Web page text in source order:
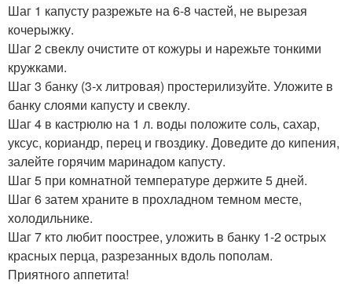
Шаг 1 капусту разрежьте на 6-8 частей, не вырезая
кочерыжку.
Шаг 2 свеклу очистите от кожуры и нарежьте тонкими
кружками.
Шаг 3 банку (3-х литровая) простерилизуйте. Уложите в
банку слоями капусту и свеклу.
Шаг 4 в кастрюлю на 1 л. воды положите соль, сахар,
уксус, кориандр, перец и гвоздику. Доведите до кипения,
залейте горячим маринадом капусту.
Шаг 5 при комнатной температуре держите 5 дней.
Шаг 6 затем храните в прохладном темном месте,
холодильнике.
Шаг 7 кто любит поострее, уложить в банку 1-2 острых
красных перца, разрезанных вдоль пополам.
Приятного аппетита!